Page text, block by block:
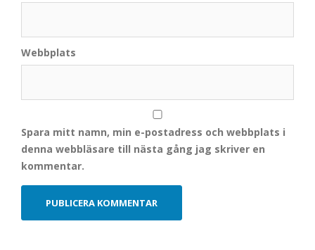
Webbplats
Spara mitt namn, min e-postadress och webbplats i
denna webbläsare till nästa gång jag skriver en
kommentar.